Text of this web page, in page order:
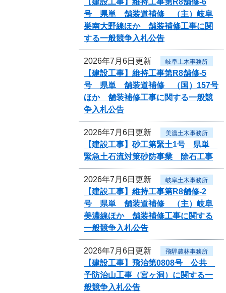
号 県単 舗装道補修 （主）岐阜
巣南大野線ほか 舗装補修工事に関
する一般競争入札公告
2026年7月6日更新 岐阜土木事務所
【建設工事】維持工事第R8舗修-5
号 県単 舗装道補修 （国）157号
ほか 舗装補修工事に関する一般競
争入札公告
2026年7月6日更新 美濃土木事務所
【建設工事】砂工第緊土1号 県単
緊急土石流対策砂防事業 除石工事
2026年7月6日更新 岐阜土木事務所
【建設工事】維持工事第R8舗修-2
号 県単 舗装道補修 （主）岐阜
美濃線ほか 舗装補修工事に関する
一般競争入札公告
2026年7月6日更新 飛騨農林事務所
【建設工事】飛治第0808号 公共
予防治山工事（宮ヶ洞）に関する一
般競争入札公告